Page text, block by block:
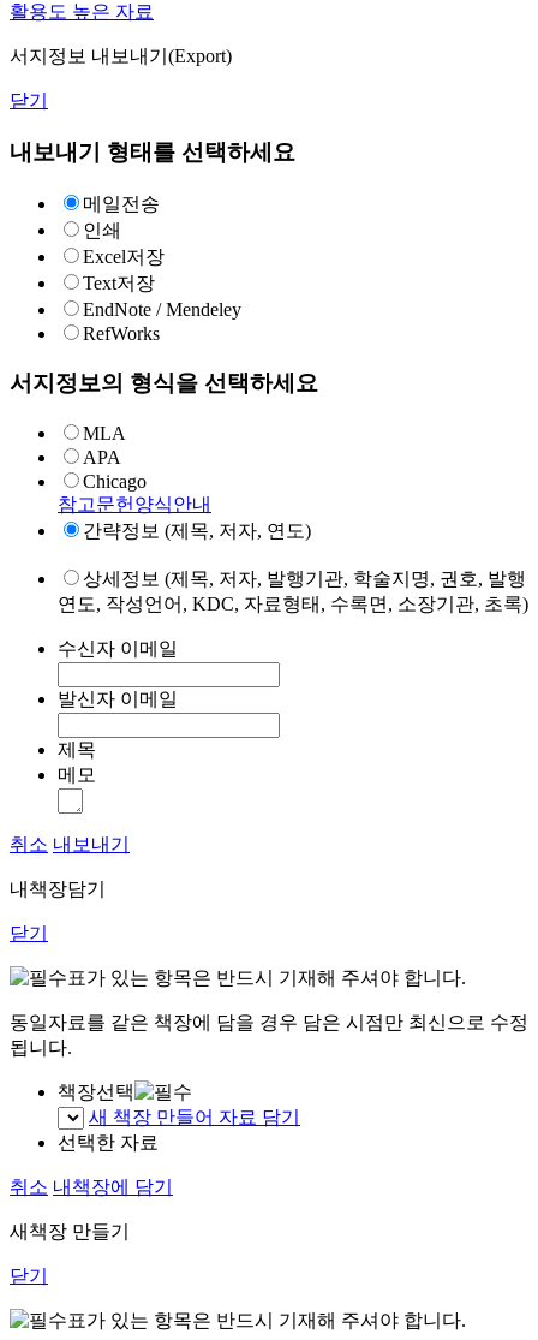
활용도 높은 자료
서지정보 내보내기(Export)
닫기
내보내기 형태를 선택하세요
메일전송
인쇄
Excel저장
Text저장
EndNote / Mendeley
RefWorks
서지정보의 형식을 선택하세요
MLA
APA
Chicago
참고문헌양식안내
간략정보 (제목, 저자, 연도)
상세정보 (제목, 저자, 발행기관, 학술지명, 권호, 발행
연도, 작성언어, KDC, 자료형태, 수록면, 소장기관, 초록)
수신자 이메일
발신자 이메일
제목
메모
취소 내보내기
내책장담기
닫기
표가 있는 항목은 반드시 기재해 주셔야 합니다.
동일자료를 같은 책장에 담을 경우 담은 시점만 최신으로 수정
됩니다.
책장선택
새 책장 만들어 자료 담기
선택한 자료
취소 내책장에 담기
새책장 만들기
닫기
표가 있는 항목은 반드시 기재해 주셔야 합니다.